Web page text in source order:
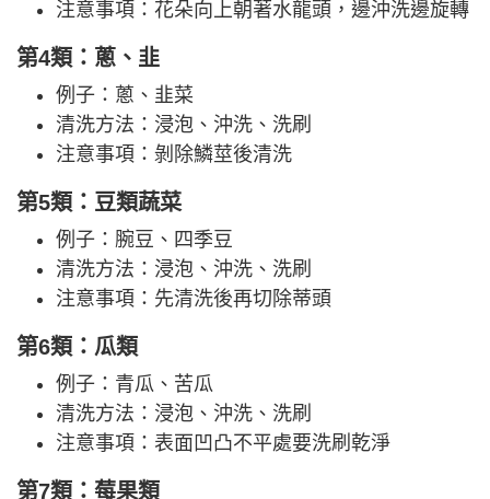
注意事項：花朵向上朝著水龍頭，邊沖洗邊旋轉
第4類：蔥、韭
例子：蔥、韭菜
清洗方法：浸泡、沖洗、洗刷
注意事項：剝除鱗莖後清洗
第5類：豆類蔬菜
例子：腕豆、四季豆
清洗方法：浸泡、沖洗、洗刷
注意事項：先清洗後再切除蒂頭
第6類：瓜類
例子：青瓜、苦瓜
清洗方法：浸泡、沖洗、洗刷
注意事項：表面凹凸不平處要洗刷乾淨
第7類：莓果類